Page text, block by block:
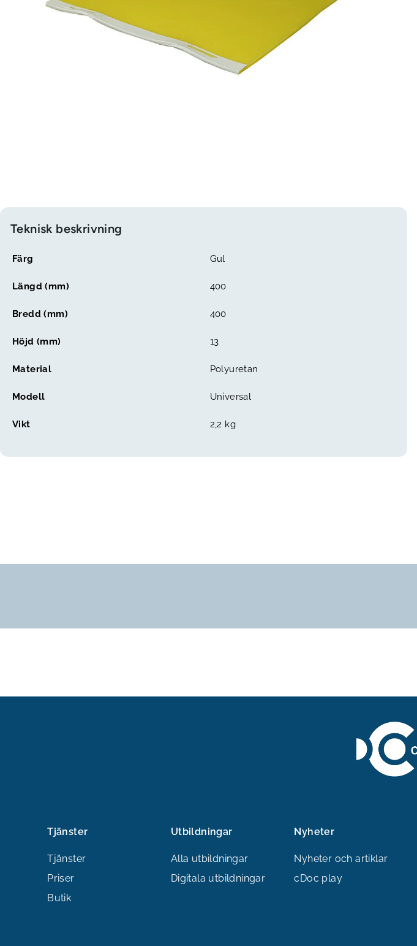
Teknisk beskrivning
Färg
Längd (mm)
Bredd (mm)
Höjd (mm)
Material
Modell
Vikt
Gul
400
400
13
Polyuretan
Universal
2,2 kg
Tjänster
Tjänster
Priser
Butik
Utbildningar
Alla utbildningar
Digitala utbildningar
Nyheter
Nyheter och artiklar
cDoc play